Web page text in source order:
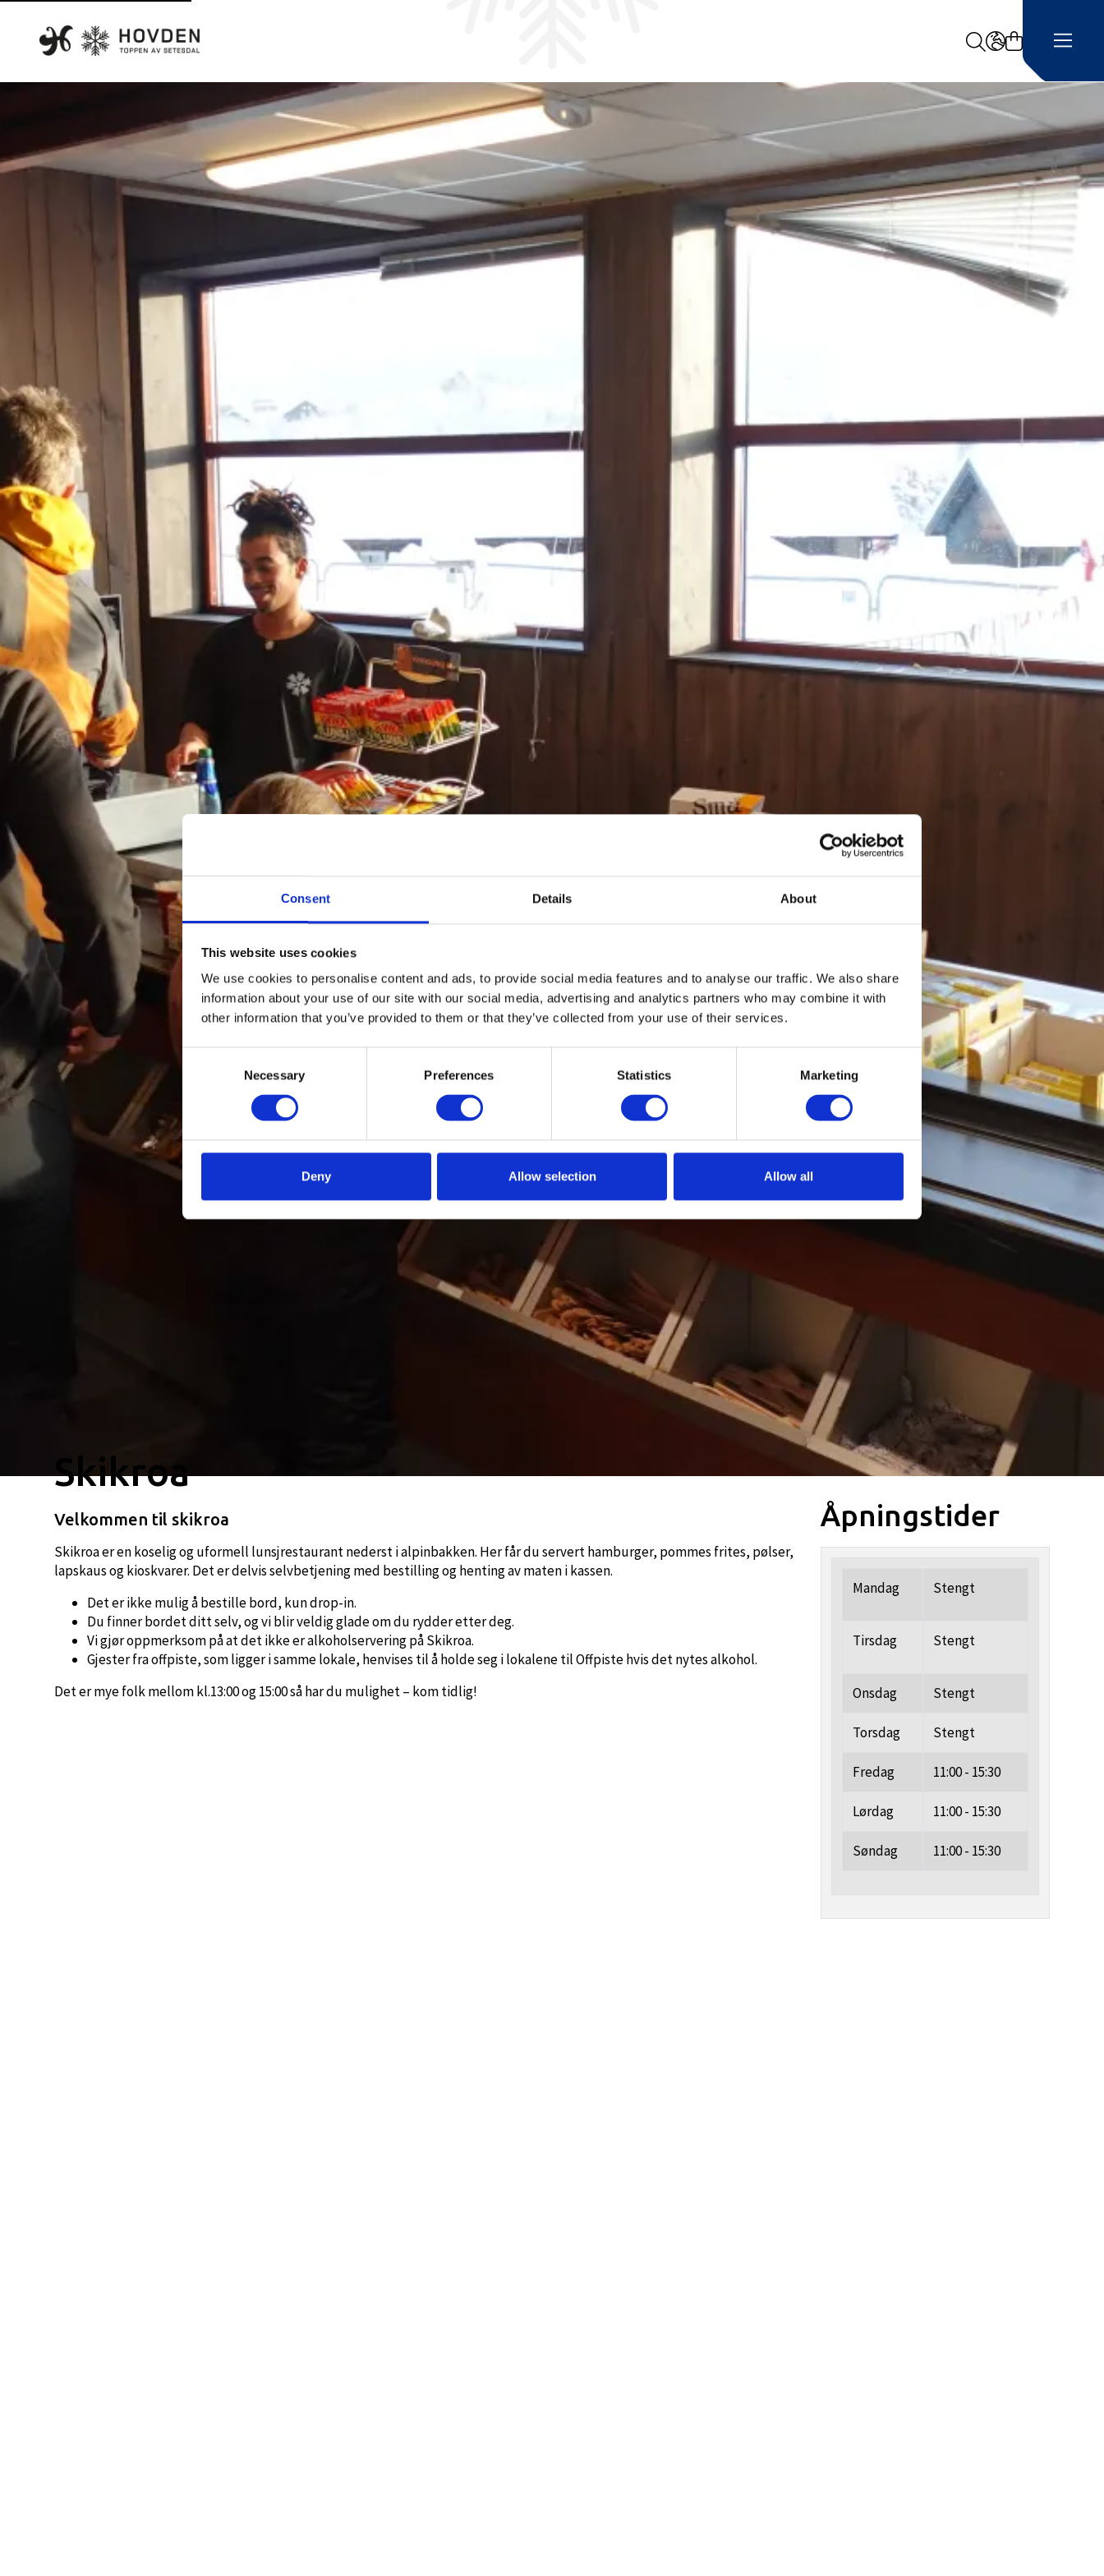
Consent Details About
This website uses cookies
We use cookies to personalise content and ads, to provide social media features and to analyse our traffic. We also share
information about your use of our site with our social media, advertising and analytics partners who may combine it with
other information that you’ve provided to them or that they’ve collected from your use of their services.
Necessary Preferences Statistics Marketing
Deny Allow selection Allow all
Search
LANGUAGE -
Skikroa
Velkommen til skikroa
Skikroa er en koselig og uformell lunsjrestaurant nederst i alpinbakken. Her får du servert hamburger, pommes frites, pølser,
lapskaus og kioskvarer. Det er delvis selvbetjening med bestilling og henting av maten i kassen.
Det er ikke mulig å bestille bord, kun drop-in.
Du finner bordet ditt selv, og vi blir veldig glade om du rydder etter deg.
Vi gjør oppmerksom på at det ikke er alkoholservering på Skikroa.
Gjester fra offpiste, som ligger i samme lokale, henvises til å holde seg i lokalene til Offpiste hvis det nytes alkohol.
Det er mye folk mellom kl.13:00 og 15:00 så har du mulighet – kom tidlig!
Åpningstider
Mandag Stengt
Tirsdag Stengt
Onsdag Stengt
Torsdag Stengt
Fredag 11:00 - 15:30
Lørdag 11:00 - 15:30
Søndag 11:00 - 15:30